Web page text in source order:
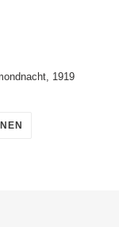
1919